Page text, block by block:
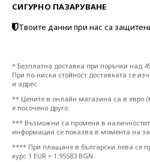
СИГУРНО ПАЗАРУВАНЕ
Твоите данни при нас са
* Безплатна доставка при поръчки над
При по-ниска стойност доставката се
и адрес.
** Цените в онлайн магазина са в евро
е посочено друго.
*** Възможни са промени в
информация се показва в момента на
**** При плащане в български лева се
курс 1 EUR = 1.95583 BGN.